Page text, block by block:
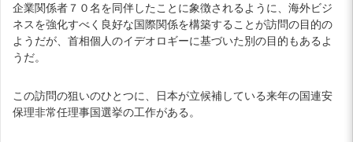
企業関係者７０名を同伴したことに象徴されるように、海外ビジ
ネスを強化すべく良好な国際関係を構築することが訪問の目的の
ようだが、首相個人のイデオロギーに基づいた別の目的もあるよ
うだ。
この訪問の狙いのひとつに、日本が立候補している来年の国連安
保理非常任理事国選挙の工作がある。